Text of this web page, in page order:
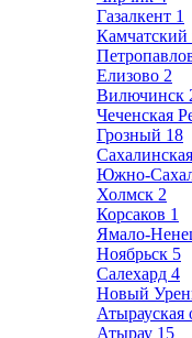
Газалкент 1
Камчатский
Елизово 2
Вилючинск
Чеченская
Грозный 18
Южно-
Холмск 2
Корсаков 1
Ямало-
Ноябрьск 5
Салехард 4
Новый
Атырауская
Атырау 15